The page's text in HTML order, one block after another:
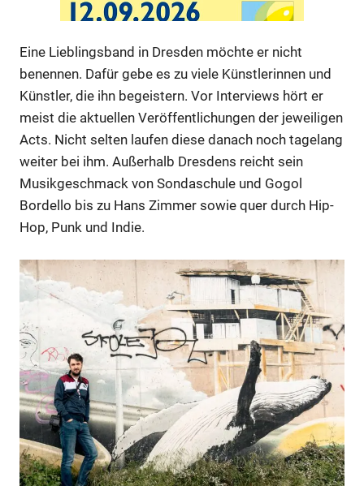
Anzeige
Anzeige
Anzeige
Eine Lieblingsband in Dresden möchte er nicht
benennen. Dafür gebe es zu viele Künstlerinnen und
Künstler, die ihn begeistern. Vor Interviews hört er
meist die aktuellen Veröffentlichungen der jeweiligen
Acts. Nicht selten laufen diese danach noch tagelang
weiter bei ihm. Außerhalb Dresdens reicht sein
Musikgeschmack von Sondaschule und Gogol
Bordello bis zu Hans Zimmer sowie quer durch Hip-
Hop, Punk und Indie.